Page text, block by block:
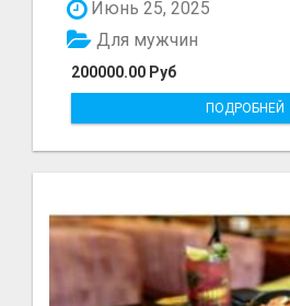
Июнь 25, 2025
200000.00 Руб
Для мужчин
ПОДРОБНЕЙ